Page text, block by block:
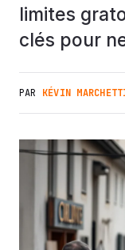
limites
clés pour
PAR KÉVIN